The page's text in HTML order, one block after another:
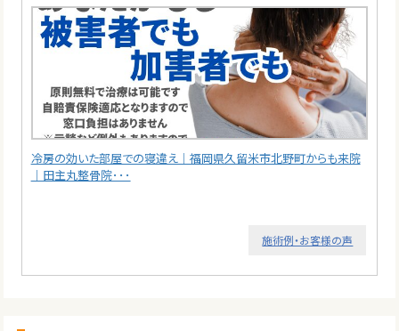
冷房の効いた部屋での寝違え｜福岡県久留米市北野町からも来院
｜田主丸整骨院･･･
施術例・お客様の声